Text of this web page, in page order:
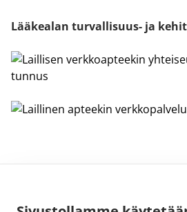
Lääkealan turvallisuus- ja